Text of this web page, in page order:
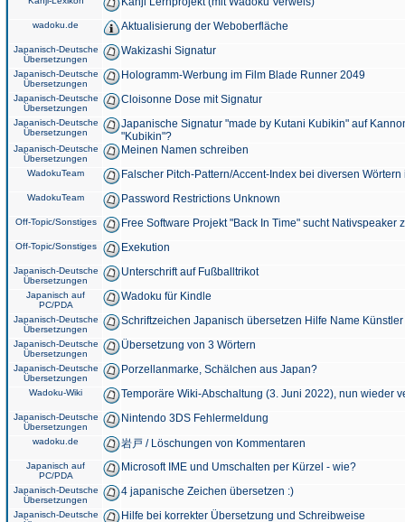
wadoku.de Aktualisierung der Weboberfläche
Japanisch-Deutsche
Übersetzungen
Wakizashi Signatur
Japanisch-Deutsche
Übersetzungen
Hologramm-Werbung im Film Blade Runner 2049
Japanisch-Deutsche
Übersetzungen
Cloisonne Dose mit Signatur
Japanisch-Deutsche
Übersetzungen
Japanische Signatur "made by Kutani Kubikin" auf
"Kubikin"?
Japanisch-Deutsche
Übersetzungen
Meinen Namen schreiben
WadokuTeam Falscher Pitch-Pattern/Accent-Index bei diversen
WadokuTeam Password Restrictions Unknown
Off-Topic/Sonstiges Free Software Projekt "Back In Time" sucht Nativspeaker
Off-Topic/Sonstiges Exekution
Japanisch-Deutsche
Übersetzungen
Unterschrift auf Fußballtrikot
Japanisch auf
PC/PDA
Wadoku für Kindle
Japanisch-Deutsche
Übersetzungen
Schriftzeichen Japanisch übersetzen Hilfe Name
Japanisch-Deutsche
Übersetzungen
Übersetzung von 3 Wörtern
Japanisch-Deutsche
Übersetzungen
Porzellanmarke, Schälchen aus Japan?
Wadoku-Wiki Temporäre Wiki-Abschaltung (3. Juni 2022), nun wieder
Japanisch-Deutsche
Übersetzungen
Nintendo 3DS Fehlermeldung
wadoku.de 岩戸 / Löschungen von Kommentaren
Japanisch auf
PC/PDA
Microsoft IME und Umschalten per Kürzel - wie?
Japanisch-Deutsche
Übersetzungen
4 japanische Zeichen übersetzen :)
Japanisch-Deutsche
Hilfe bei korrekter Übersetzung und Schreibweise